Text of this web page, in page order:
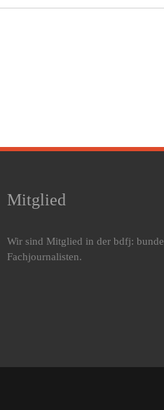
Mitglied
Wir sind Mitglied in der bdfj:
Fachjournalisten.